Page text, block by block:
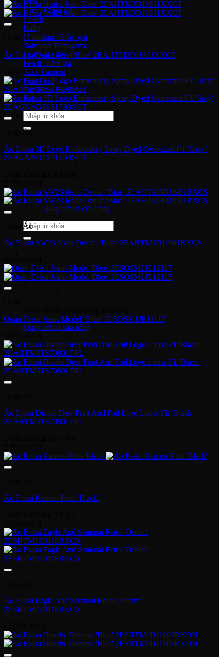
Dior
Gucci
Coach
Bally
Montblanc
Salvatore Ferragamo
Dolce & Gabbana
Fendi
Saint Laurent
Tom Ford
Tin Tức – Sự Kiện
Sale
Tìm
kiếm:
Chưa có sản phẩm trong giỏ hàng.
Quay trở lại cửa hàng
Tìm
kiếm:
Quay trở lại cửa hàng
Quần Áo
Áo Evisu Osaka Jean ‘Blue’ 2EAHTM3DJ1931XXCT
10,500,000 ₫
Quần Áo
Áo Evisu 3D Logo Embroidery Spray Dyed Oversized Fit ‘Grey’
2EAGNM3TS5172OSCT
Quần Áo
Áo Evisu AW23 Jeans Denim ‘Blue’ 2EAHTM3DJ1901RXCS
Quần Evisu Jeans Model ‘Blue’ 2ESOSM1JE12117
Áo Evisu Divine Deer Print And Foil Logo Loose Fit ‘Black’
2EAHTM3TS7080LFPL
Áo Evisu Kamon Print ‘Black’
Áo Evisu Eagle And Samurai Retro ‘Denim’
2ESHTM3DJ118RXCX